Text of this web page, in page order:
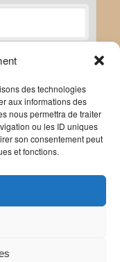
des technologies
aux informations des
nous permettra de traiter
ou les ID uniques
son consentement peut
et fonctions.